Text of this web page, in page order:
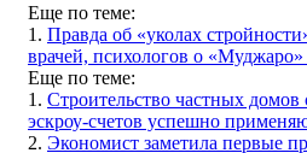
Еще по теме:
1. Правда об «уколах
врачей, психологов о
Еще по теме:
1. Строительство частных домов
эскроу-счетов успешно
2. Экономист заметила первые